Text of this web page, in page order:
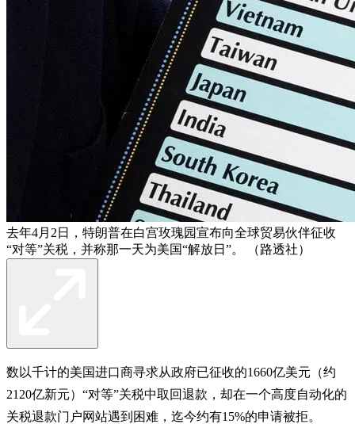
去年4月2日，特朗普在白宫玫瑰园宣布向全球贸易伙伴征收
“对等”关税，并称那一天为美国“解放日”。 （路透社）
数以千计的美国进口商寻求从政府已征收的1660亿美元（约
2120亿新元）“对等”关税中取回退款，却在一个高度自动化的
关税退款门户网站遇到困难，迄今约有15%的申请被拒。